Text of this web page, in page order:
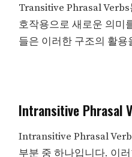
Transitive Phrasal
호작용으로 새로운 의미
들은 이러한 구조의 활
Intransitive Phrasal
Intransitive Phrasal
부분 중 하나입니다. 이